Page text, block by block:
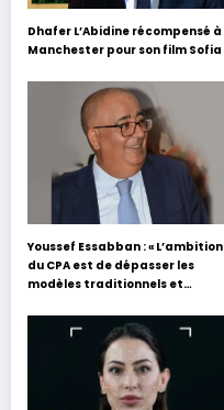
Dhafer L’Abidine récompensé à
Manchester pour son film Sofia
Youssef Essabban : « L’ambition
du CPA est de dépasser les
modèles traditionnels et
s’appuyant sur le partage des
expériences »